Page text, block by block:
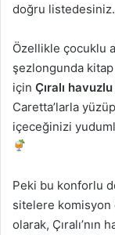
doğru listedesiniz.
Özellikle çocuklu
şezlongunda
için Çıralı
Caretta’larla
içeceğinizi
Peki bu konforlu
sitelere komisyon
olarak,